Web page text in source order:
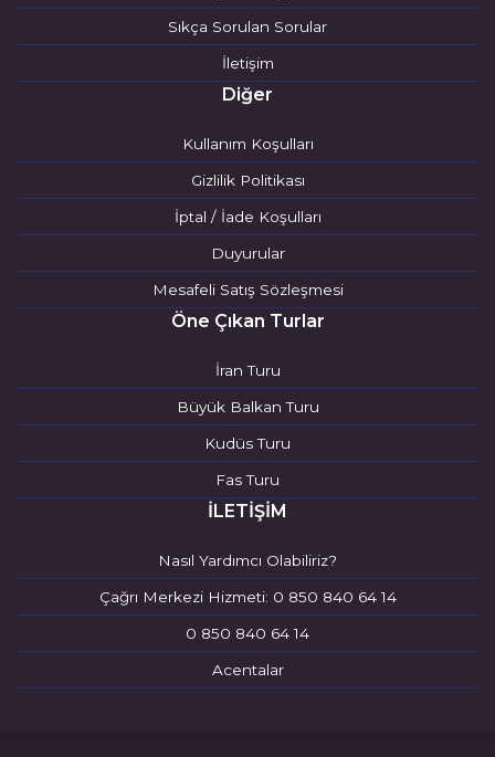
Sıkça Sorulan Sorular
İletişim
Diğer
Kullanım Koşulları
Gizlilik Politikası
İptal / İade Koşulları
Duyurular
Mesafeli Satış Sözleşmesi
Öne Çıkan Turlar
İran Turu
Büyük Balkan Turu
Kudüs Turu
Fas Turu
İLETİŞİM
Nasıl Yardımcı Olabiliriz?
Çağrı Merkezi Hizmeti: 0 850 840 64 14
0 850 840 64 14
Acentalar